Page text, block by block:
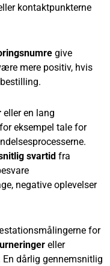
kontaktpunkterne
give
mere positiv, hvis
eller en lang
eksempel tale for
svartid fra
negative oplevelser
for
eller
En dårlig gennemsnitlig